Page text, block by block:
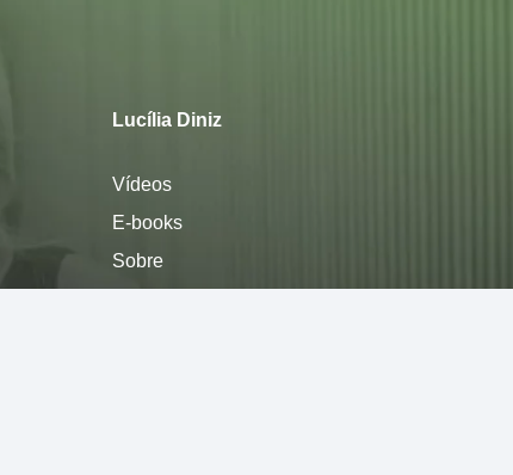
Lucília Diniz
Vídeos
E-books
Sobre